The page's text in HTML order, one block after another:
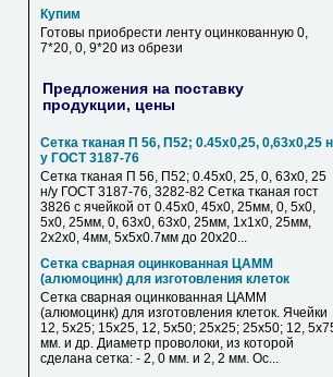
Купим
Готовы приобрести ленту оцинкованную 0,
7*20, 0, 9*20 из обрези
Предложения на поставку
продукции, цены
Сетка тканая П 56, П52; 0.45х0,25, 0,63х0,25
у ГОСТ 3187-76
Сетка тканая П 56, П52; 0.45х0, 25, 0, 63х0, 25
н/у ГОСТ 3187-76, 3282-82 Сетка тканая гост
3826 с ячейкой от 0.45х0, 45х0, 25мм, 0, 5х0,
5х0, 25мм, 0, 63х0, 63х0, 25мм, 1х1х0, 25мм,
2х2х0, 4мм, 5х5х0.7мм до 20х20...
Сетка сварная оцинкованная ЦАММ
(алюмоцинк) для изготовления клеток
Сетка сварная оцинкованная ЦАММ
(алюмоцинк) для изготовления клеток. Ячейки
12, 5х25; 15х25, 12, 5х50; 25х25; 25х50; 12,
мм. и др. Диаметр проволоки, из которой
сделана сетка: - 2, 0 мм. и 2, 2 мм. Ос...